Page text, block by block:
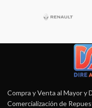
Compra y Venta al Mayor y
Comercialización de